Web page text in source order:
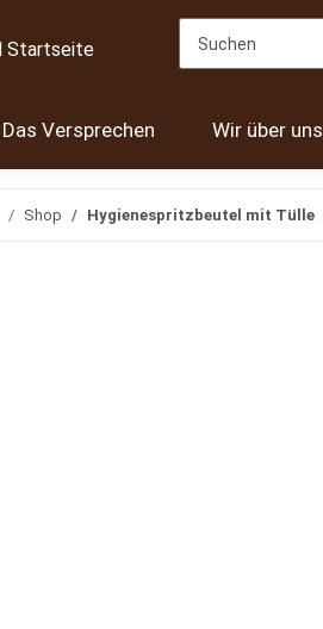
Das Versprechen Wir über uns
Shop Hygienespritzbeutel mit Tülle